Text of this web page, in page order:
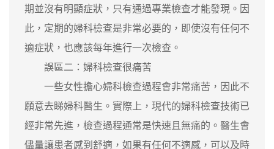
期並沒有明顯症狀，只有通過專業檢查才能發現。因
此，定期的婦科檢查是非常必要的，即使沒有任何不
適症狀，也應該每年進行一次檢查。
誤區二：婦科檢查很痛苦
一些女性擔心婦科檢查過程會非常痛苦，因此不
願意去睇婦科醫生。實際上，現代的婦科檢查技術已
經非常先進，檢查過程通常是快速且無痛的。醫生會
儘量讓患者感到舒適，如果有任何不適感，可以及時